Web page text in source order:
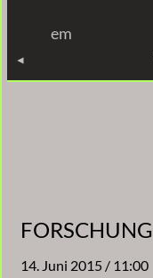
springen
em
FORSCHUNG
14. Juni 2015 / 11:00